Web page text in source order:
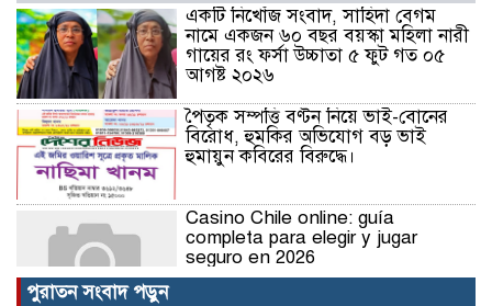
একটি নিখোঁজ সংবাদ, সাহিদা বেগম
নামে একজন ৬০ বছর বয়স্কা মহিলা নারী
গায়ের রং ফর্সা উচ্চাতা ৫ ফুট গত ০৫
আগষ্ট ২০২৬
পৈতৃক সম্পত্তি বণ্টন নিয়ে ভাই-বোনের
বিরোধ, হুমকির অভিযোগ বড় ভাই
হুমায়ুন কবিরের বিরুদ্ধে।
Casino Chile online: guía
completa para elegir y jugar
seguro en 2026
পুরাতন সংবাদ পড়ুন